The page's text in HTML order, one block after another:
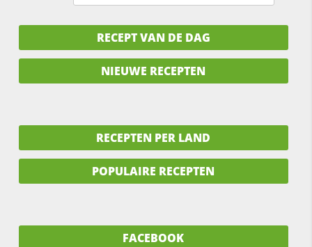
RECEPT VAN DE DAG
NIEUWE RECEPTEN
RECEPTEN PER LAND
POPULAIRE RECEPTEN
FACEBOOK